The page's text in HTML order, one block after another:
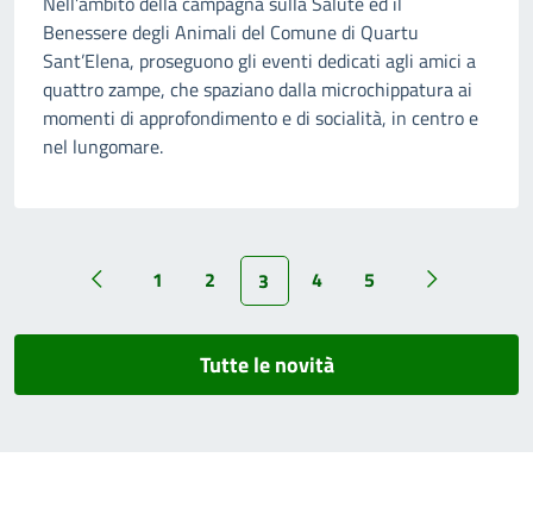
Benessere degli Animali del Comune di Quartu
Sant’Elena, proseguono gli eventi dedicati agli amici a
quattro zampe, che spaziano dalla microchippatura ai
momenti di approfondimento e di socialità, in centro e
nel lungomare.
1 2 3 4 5
Tutte le novità